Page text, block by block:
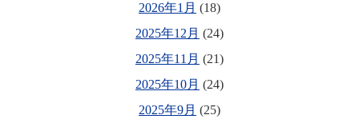
2026年1月 (18)
2025年12月 (24)
2025年11月 (21)
2025年10月 (24)
2025年9月 (25)